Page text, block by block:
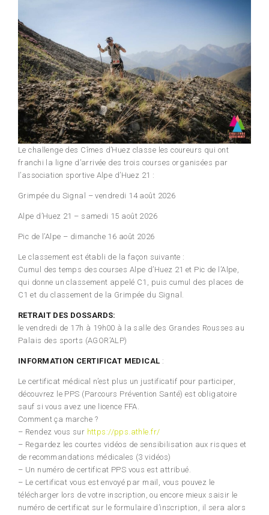
Le challenge des Cîmes d’Huez classe les coureurs qui ont
franchi la ligne d’arrivée des trois courses organisées par
l’association sportive Alpe d’Huez 21 :
Grimpée du Signal – vendredi 14 août 2026
Alpe d’Huez 21 – samedi 15 août 2026
Pic de l’Alpe – dimanche 16 août 2026
Le classement est établi de la façon suivante :
Cumul des temps des courses Alpe d’Huez 21 et Pic de l’Alpe,
qui donne un classement appelé C1, puis cumul des places de
C1 et du classement de la Grimpée du Signal.
RETRAIT DES DOSSARDS:
le vendredi de 17h à 19h00 à la salle des Grandes Rousses au
Palais des sports (AGOR’ALP)
INFORMATION CERTIFICAT MEDICAL :
Le certificat médical n’est plus un justificatif pour participer,
découvrez le PPS (Parcours Prévention Santé) est obligatoire
sauf si vous avez une licence FFA.
Comment ça marche ?
– Rendez vous sur https://pps.athle.fr/
– Regardez les courtes vidéos de sensibilisation aux risques et
de recommandations médicales (3 vidéos)
– Un numéro de certificat PPS vous est attribué.
– Le certificat vous est envoyé par mail, vous pouvez le
télécharger lors de votre inscription, ou encore mieux saisir le
numéro de certificat sur le formulaire d’inscription, il sera alors